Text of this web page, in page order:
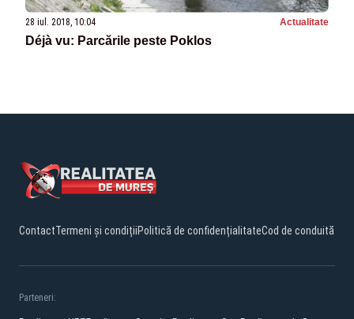
28 iul. 2018, 10:04 Actualitate
Déjà vu: Parcările peste Poklos
ContactTermeni și condițiiPolitică de confidențialitateCod de conduită
Parteneri: